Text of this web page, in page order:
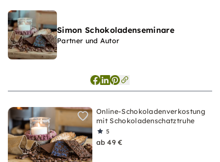
Simon Schokoladenseminare
Partner und Autor
Online-Schokoladenverkostung
mit Schokoladenschatztruhe
5
ab 49 €